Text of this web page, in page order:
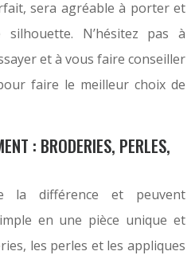
sera agréable à porter et
N’hésitez pas à
et à vous faire conseiller
faire le meilleur choix de
: BRODERIES, PERLES,
la différence et peuvent
en une pièce unique et
les perles et les appliques